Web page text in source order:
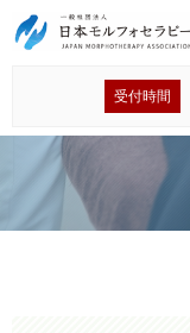
受付時間